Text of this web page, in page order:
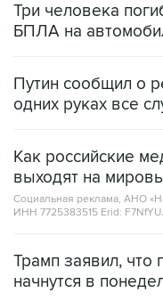
Три человека
БПЛА на
Путин сообщил о
одних руках все
Как российские
выходят на
Социальная реклама, АНО
ИНН 7725383515 Erid:
Трамп заявил,
начнутся в